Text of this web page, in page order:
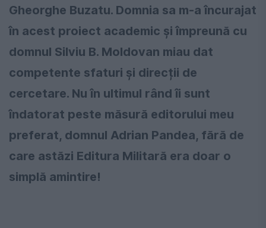
Gheorghe Buzatu. Domnia sa m-a încurajat
în acest proiect academic și împreună cu
domnul Silviu B. Moldovan miau dat
competente sfaturi și direcții de
cercetare. Nu în ultimul rând îi sunt
îndatorat peste măsură editorului meu
preferat, domnul Adrian Pandea, fără de
care astăzi Editura Militară era doar o
simplă amintire!